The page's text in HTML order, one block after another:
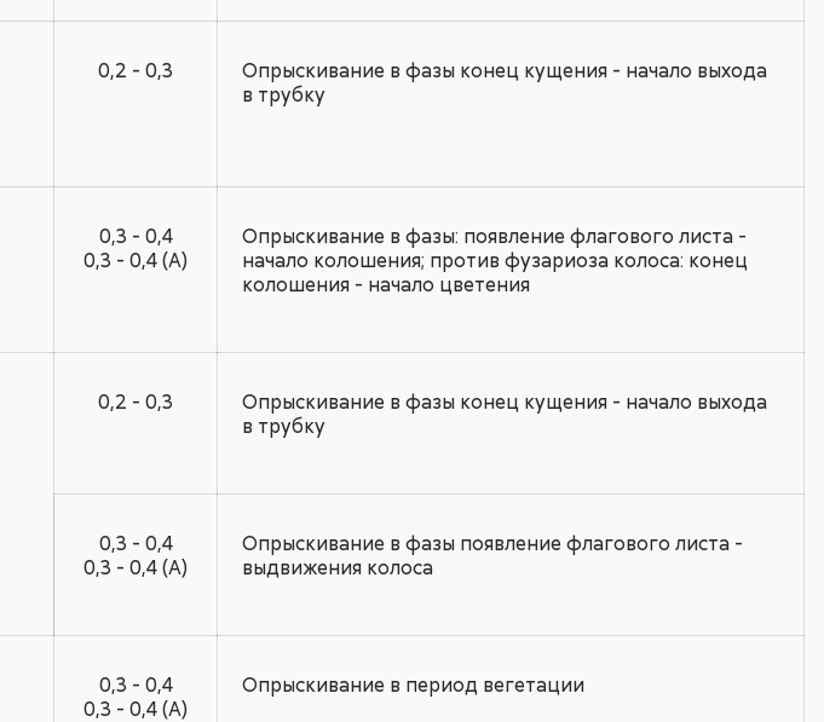
0,2 - 0,3
Опрыскивание в фазы конец кущения - начало выхода
в трубку
0,3 - 0,4
0,3 - 0,4 (А)
Опрыскивание в фазы: появление флагового листа -
начало колошения; против фузариоза колоса: конец
колошения - начало цветения
0,2 - 0,3
Опрыскивание в фазы конец кущения - начало выхода
в трубку
0,3 - 0,4
0,3 - 0,4 (А)
Опрыскивание в фазы появление флагового листа -
выдвижения колоса
0,3 - 0,4
0,3 - 0,4 (А)
Опрыскивание в период вегетации